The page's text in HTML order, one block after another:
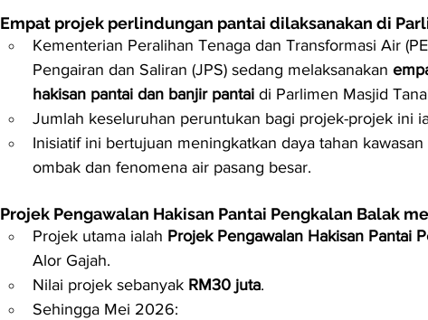
Empat projek perlindungan pantai dilaksanakan di
Kementerian Peralihan Tenaga dan Transformasi Air
Pengairan dan Saliran (JPS) sedang melaksanakan
hakisan pantai dan banjir pantai di Parlimen Masjid
Jumlah keseluruhan peruntukan bagi projek-projek ini
Inisiatif ini bertujuan meningkatkan daya tahan
ombak dan fenomena air pasang besar.
Projek Pengawalan Hakisan Pantai Pengkalan Balak
Projek utama ialah Projek Pengawalan Hakisan Pantai
Alor Gajah.
Nilai projek sebanyak RM30 juta.
Sehingga Mei 2026: